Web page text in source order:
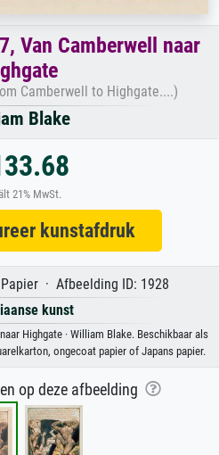
Van Camberwell naar
Camberwell to Highgate....)
Blake
21% MwSt.
kunstafdruk
· Afbeelding ID: 1928
kunst
Highgate · William Blake. Beschikbaar als
ongecoat papier of Japans papier.
op deze afbeelding